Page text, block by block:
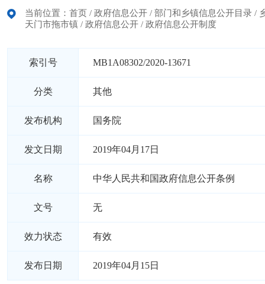
当前位置： 首页 / 政府信息公开 / 部门和乡镇信息公开目录 /
天门市拖市镇 / 政府信息公开 / 政府信息公开制度
索引号 MB1A08302/2020-13671
分类 其他
发布机构 国务院
发文日期 2019年04月17日
名称 中华人民共和国政府信息公开条例
文号 无
效力状态 有效
发布日期 2019年04月15日